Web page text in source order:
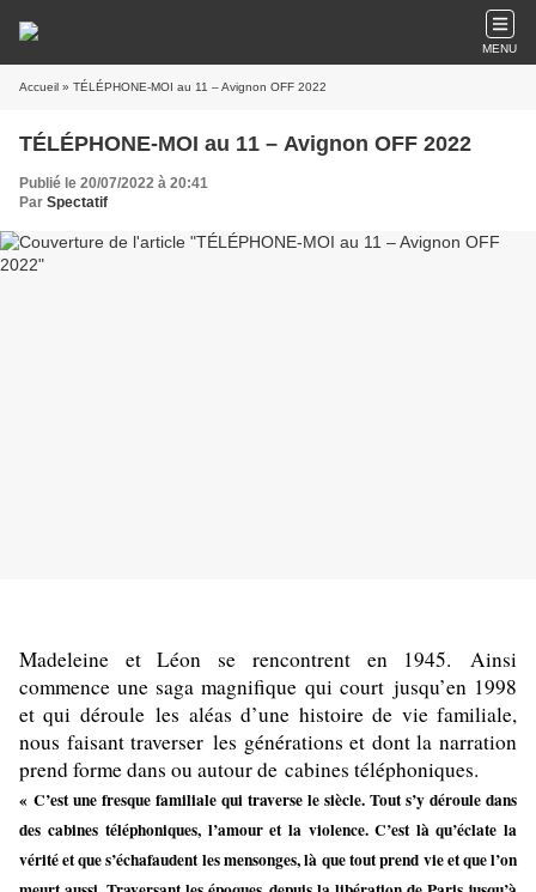
MENU
Accueil » TÉLÉPHONE-MOI au 11 – Avignon OFF 2022
TÉLÉPHONE-MOI au 11 – Avignon OFF 2022
Publié le 20/07/2022 à 20:41
Par Spectatif
Madeleine et Léon se rencontrent en 1945. Ainsi
commence une saga magnifique qui courtjusqu’en 1998
et qui déroule les aléas d’une histoire de vie familiale,
nous faisant traverser les générations et dont la narration
prend forme dans ou autour de cabines téléphoniques.
« C’est une fresque familiale qui traverse le siècle. Tout s’y déroule dans
des cabines téléphoniques, l’amour et la violence. C’est là qu’éclate la
vérité et que s’échafaudent les mensonges, là que tout prend vie et que l’on